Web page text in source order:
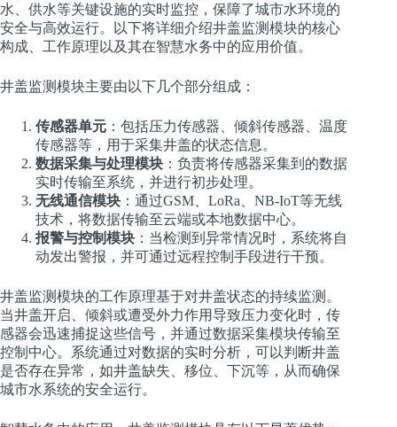
水、供水等关键设施的实时监控，保障了城市水环境的
安全与高效运行。以下将详细介绍井盖监测模块的核心
构成、工作原理以及其在智慧水务中的应用价值。
井盖监测模块主要由以下几个部分组成：
传感器单元 ：包括压力传感器、倾斜传感器、温度
传感器等，用于采集井盖的状态信息。
数据采集与处理模块 ：负责将传感器采集到的数据
实时传输至系统，并进行初步处理。
无线通信模块 ：通过GSM、LoRa、NB-IoT等无线
技术，将数据传输至云端或本地数据中心。
报警与控制模块 ：当检测到异常情况时，系统将自
动发出警报，并可通过远程控制手段进行干预。
井盖监测模块的工作原理基于对井盖状态的持续监测。
当井盖开启、倾斜或遭受外力作用导致压力变化时，传
感器会迅速捕捉这些信号，并通过数据采集模块传输至
控制中心。系统通过对数据的实时分析，可以判断井盖
是否存在异常，如井盖缺失、移位、下沉等，从而确保
城市水系统的安全运行。